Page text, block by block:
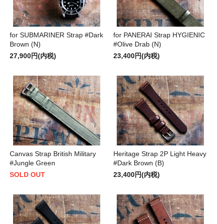
for SUBMARINER Strap #Dark
Brown (N)
27,900円(内税)
for PANERAI Strap HYGIENIC
#Olive Drab (N)
23,400円(内税)
Canvas Strap British Military
#Jungle Green
SOLD OUT
Heritage Strap 2P Light Heavy
#Dark Brown (B)
23,400円(内税)